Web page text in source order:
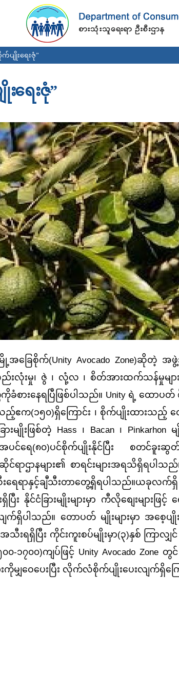
main
content
ပျိုးရေးဇုံ”
ရေးဇုံ”
အခြေစိုက်(Unity Avocado Zone)ဆိုတဲ့
စည်းလုံးမှု၊ ဇွဲ ၊ လုံ့လ ၊ စိတ်အားထက်သန်မှုမ
စားနေရပြီဖြစ်ပါသည်။ Unity ရဲ့ ထောပ
ဧက(၁၅၀)ရှိကြောင်း ၊ စိုက်ပျိုးထားသည့် ထ
ြားမျိုးဖြစ်တဲ့ Hass ၊ Bacan ၊
င်ရေ(၈၀)ပင်စိုက်ပျိုးနိုင်ပြီး စတင်ခူး
ာဌာနများ၏ စာရင်းများအရသိရှိရပါ
းရေရာနှင့်ချီသီးတာတွေ့ရှိရပါသည်။ယခုလက်
င်ငံခြားမျိုးများမှာ ကီလိုစျေးများဖြင့်
ယ်လျက်ရှိပါသည်။ တောပတ်မျိုးများမှာ အစေ့ပ
သီးရရှိပြီး ကိုင်းကူးစပ်မျိုးမှာ(၃)နှစ် ကြာ
၀၀-၁၇၀၀)ကျပ်ဖြင့် Unity Avocado
းကိုမျှဝေပေးပြီး လိုက်လံစိုက်ပျိုးပေးလျက်ရှိက